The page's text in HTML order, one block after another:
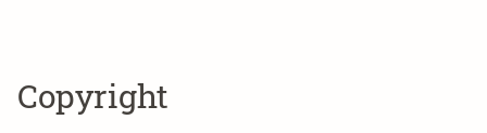
Copyright